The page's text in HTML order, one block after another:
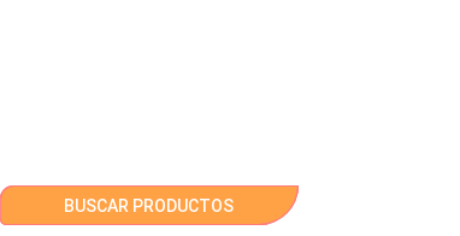
BUSCAR PRODUCTOS